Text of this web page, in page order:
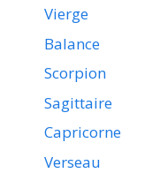
Vierge
Balance
Scorpion
Sagittaire
Capricorne
Verseau